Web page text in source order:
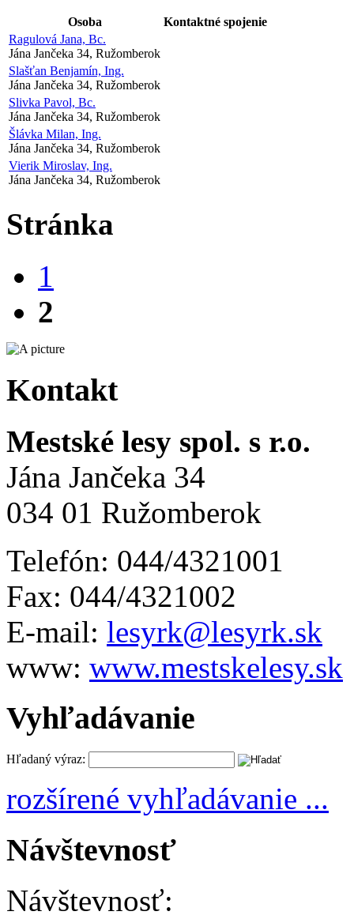
Osoba
Kontaktné spojenie
Ragulová Jana, Bc.
Jána Jančeka 34, Ružomberok
Slašťan Benjamín, Ing.
Jána Jančeka 34, Ružomberok
Slivka Pavol, Bc.
Jána Jančeka 34, Ružomberok
Šlávka Milan, Ing.
Jána Jančeka 34, Ružomberok
Vierik Miroslav, Ing.
Jána Jančeka 34, Ružomberok
Stránka
1
2
Kontakt
Mestské lesy spol. s r.o.
Jána Jančeka 34
034 01 Ružomberok
Telefón: 044/4321001
Fax: 044/4321002
E-mail: lesyrk@lesyrk.sk
www: www.mestskelesy.sk
Vyhľadávanie
Hľadaný výraz:
rozšírené vyhľadávanie ...
Návštevnosť
Návštevnosť: